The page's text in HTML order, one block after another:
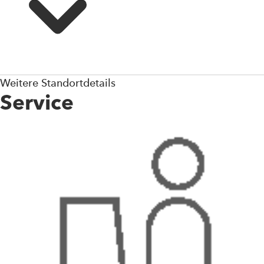
Weitere Standortdetails
Service